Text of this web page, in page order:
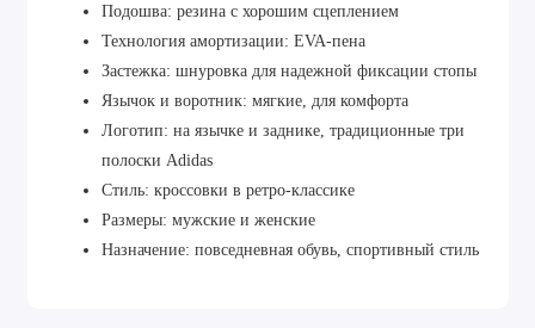
Подошва: резина с хорошим сцеплением
Технология амортизации: EVA-пена
Застежка: шнуровка для надежной фиксации стопы
Язычок и воротник: мягкие, для комфорта
Логотип: на язычке и заднике, традиционные три
полоски Adidas
Стиль: кроссовки в ретро-классике
Размеры: мужские и женские
Назначение: повседневная обувь, спортивный стиль